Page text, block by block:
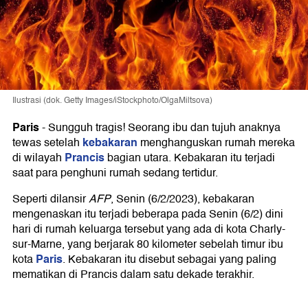
Ilustrasi (dok. Getty Images/iStockphoto/OlgaMiltsova)
Paris-Sungguh tragis! Seorang ibu dan tujuh anaknya
tewas setelah kebakaran menghanguskan rumah mereka
di wilayah Prancisbagian utara. Kebakaran itu terjadi
saat para penghuni rumah sedang tertidur.
Seperti dilansirAFP, Senin (6/2/2023), kebakaran
mengenaskan itu terjadi beberapa pada Senin (6/2) dini
hari di rumah keluarga tersebut yang ada di kota Charly-
sur-Marne, yang berjarak 80 kilometer sebelah timur ibu
kotaParis. Kebakaran itu disebut sebagai yang paling
mematikan di Prancis dalam satu dekade terakhir.